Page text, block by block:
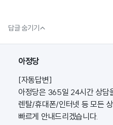
답글 숨기기
아정당
[자동답변]
아정당은 365일 24시간 상담
렌탈/휴대폰/인터넷 등 모든
빠르게 안내드리겠습니다.